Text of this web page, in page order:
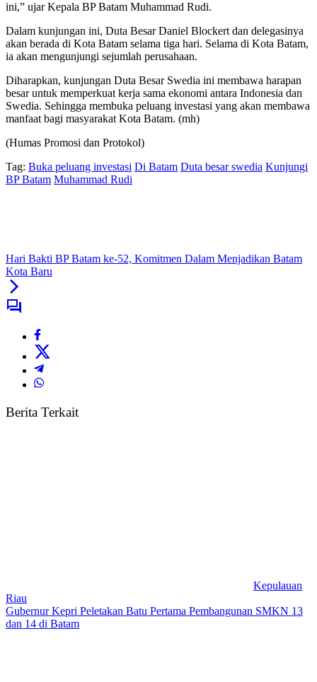
ini,” ujar Kepala BP Batam Muhammad Rudi.
Dalam kunjungan ini, Duta Besar Daniel Blockert dan delegasinya
akan berada di Kota Batam selama tiga hari. Selama di Kota Batam,
ia akan mengunjungi sejumlah perusahaan.
Diharapkan, kunjungan Duta Besar Swedia ini membawa harapan
besar untuk memperkuat kerja sama ekonomi antara Indonesia dan
Swedia. Sehingga membuka peluang investasi yang akan membawa
manfaat bagi masyarakat Kota Batam. (mh)
(Humas Promosi dan Protokol)
Tag: Buka peluang investasi Di Batam Duta besar swedia Kunjungi
BP Batam Muhammad Rudi
Hari Bakti BP Batam ke-52, Komitmen Dalam Menjadikan Batam
Kota Baru
Berita Terkait
Kepulauan
Riau
Gubernur Kepri Peletakan Batu Pertama Pembangunan SMKN 13
dan 14 di Batam